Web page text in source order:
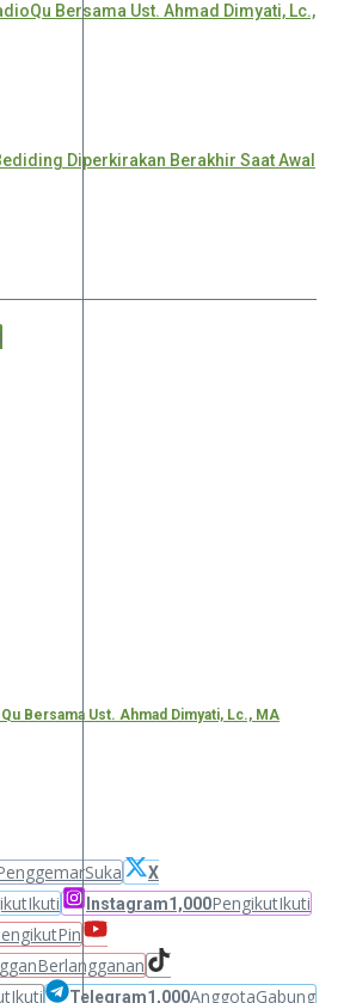
Bersama Ust. Ahmad Dimyati, Lc.,
Diperkirakan Berakhir Saat Awal
Bersama Ust. Ahmad Dimyati, Lc., MA
Suka
X
Ikuti Instagram1,000PengikutIkuti
Pin
Berlangganan
Ikuti Telegram1,000AnggotaGabung